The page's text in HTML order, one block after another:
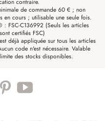
contraire.
de commande 60 € ; non
en cours ; utilisable une seule fois.
FSC-C136992 (Seuls les articles
certifiés FSC)
déjà appliquée sur tous les articles
code n'est nécessaire. Valable
des stocks disponibles.